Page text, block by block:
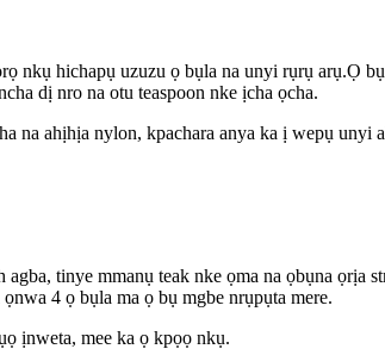
nkụ hichapụ uzuzu ọ bụla na unyi rụrụ arụ.Ọ
dị nro na otu teaspoon nke ịcha ọcha.
ahịhịa nylon, kpachara anya ka ị wepụ unyi
tinye mmanụ teak nke ọma na ọbụna ọrịa
4 ọ bụla ma ọ bụ mgbe nrụpụta mere.
ịnweta, mee ka ọ kpọọ nkụ.